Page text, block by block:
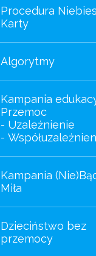
Procedura
Karty
Algorytmy
oceny ryzyka
występowania
przemocy w
rodzinie oraz
ochrony
oceny ryzyka
występowania
przemocy w
rodzinie oraz
oświaty
Kampania
Przemoc
- Uzależnienie
-
Kampania
Miła
Dzieciństwo bez
przemocy